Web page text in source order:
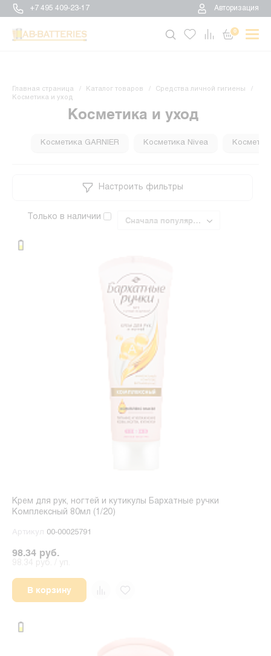
+7 495 409-23-17 Авторизация
0
Главная страница Каталог товаров
Средства личной гигиены
Косметика и уход
Косметика и уход
Косметика GARNIER Косметика Nivea
Настроить фильтры
Только в наличии Сначала популярные
Крем для рук, ногтей и кутикулы Бархатные ручки
Комплексный 80мл (1/20)
Артикул 00-00025791
98.34 руб.
В корзину